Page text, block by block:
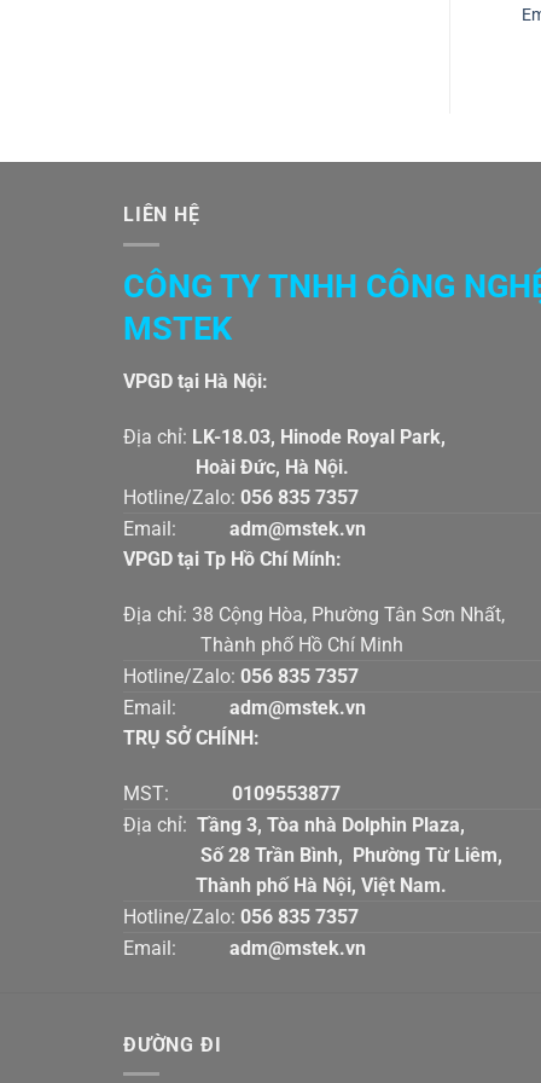
LIÊN HỆ
CÔNG TY TNHH CÔNG
MSTEK
VPGD tại Hà Nội:
Địa chỉ: LK-18.03, Hinode Royal
Hoài Đức, Hà Nội.
Hotline/Zalo: 056 835 7357
Email:
adm@mstek.vn
VPGD tại Tp Hồ Chí Mính:
Địa chỉ: 38 Cộng Hòa, Phường Tân Sơn
Thành phố Hồ Chí Minh
Hotline/Zalo: 056 835 7357
Email:
adm@mstek.vn
TRỤ SỞ CHÍNH:
MST: 0109553877
Địa chỉ: Tầng 3, Tòa nhà Dolphin
Số 28 Trần Bình, Phường Từ
Thành phố Hà Nội, Việt Nam.
Hotline/Zalo: 056 835 7357
Email:
adm@mstek.vn
ĐƯỜNG ĐI